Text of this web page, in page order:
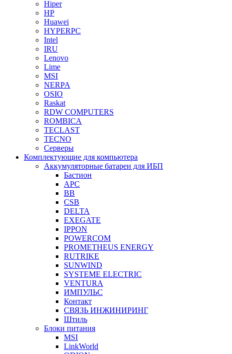
Hiper
HP
Huawei
HYPERPC
Intel
IRU
Lenovo
Lime
MSI
NERPA
OSIO
Raskat
RDW COMPUTERS
ROMBICA
TECLAST
TECNO
Серверы
Комплектующие для компьютера
Аккумуляторные батареи для ИБП
Бастион
APC
BB
CSB
DELTA
EXEGATE
IPPON
POWERCOM
PROMETHEUS ENERGY
RUTRIKE
SUNWIND
SYSTEME ELECTRIC
VENTURA
ИМПУЛЬС
Контакт
СВЯЗЬ ИНЖИНИРИНГ
Штиль
Блоки питания
MSI
LinkWorld